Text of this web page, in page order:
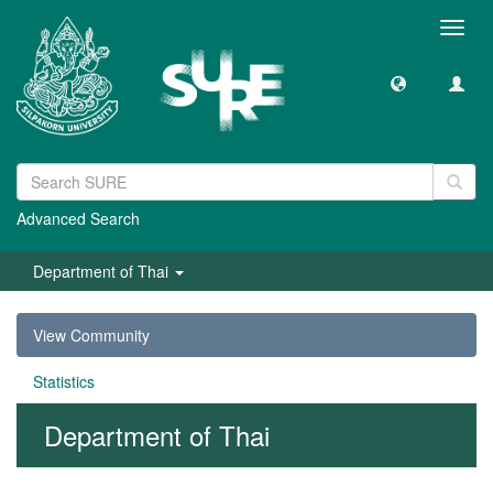
Advanced Search
Department of Thai
View Community
Statistics
Department of Thai